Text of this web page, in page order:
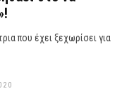
που έχει ξεχωρίσει για